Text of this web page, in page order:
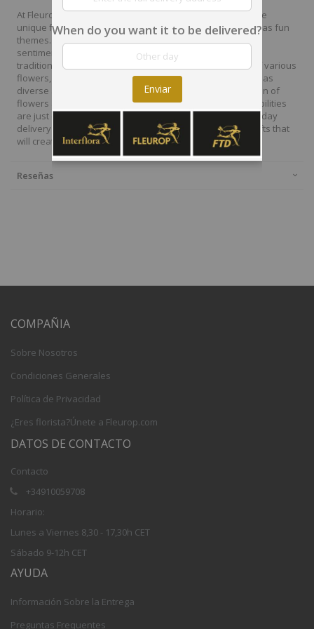
At Fleurop, our skilled floral designers endeavour to create
unique floral designs, with imaginative, thoughtful as well as fun
themes. Each bouquet is personally crafted to conjure the
sentiments you want to convey with the flowers. From a
traditional bouquet of red roses to modern assortment of various
flowers, now it is easier to send different flowers that are as
diverse as your expressions. Choose from a vast collection of
flowers and gift baskets for delivery at Fleurop, the possibilities
are just endless. Surprise your loved ones with the same day
delivery of fresh flowers arrangements and wonderful gifts that
will create memories to last a lifetime.
Reseñas
COMPAÑIA
Sobre Nosotros
Condiciones Generales
Política de Privacidad
¿Eres florista?Únete a Fleurop.com
DATOS DE CONTACTO
Contacto
+34910059708
Horario:
Lunes a Viernes 8,30 - 17,30h CET
Sábado 9-12h CET
AYUDA
Información Sobre la Entrega
Preguntas Frequentes
When do you want it to be delivered?
Enviar